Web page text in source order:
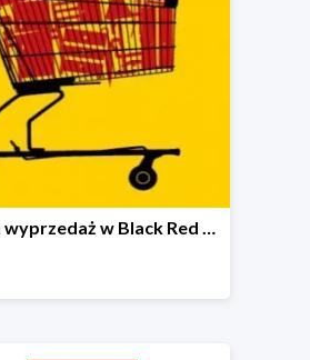
Wielka wyprzedaż w Black Red White - dodatki i oświetlenie do -80%